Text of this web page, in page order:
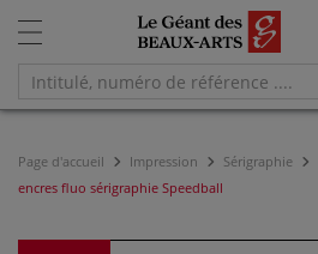
Page d'accueil Impression Sérigraphie
encres fluo sérigraphie Speedball